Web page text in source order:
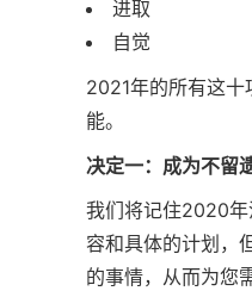
进取
自觉
2021年的所有这十
能。
决定一：成为不留
我们将记住2020年
容和具体的计划，
的事情，从而为您